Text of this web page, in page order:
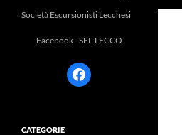
Società Escursionisti Lecchesi
Facebook - SEL-LECCO
facebook
CATEGORIE